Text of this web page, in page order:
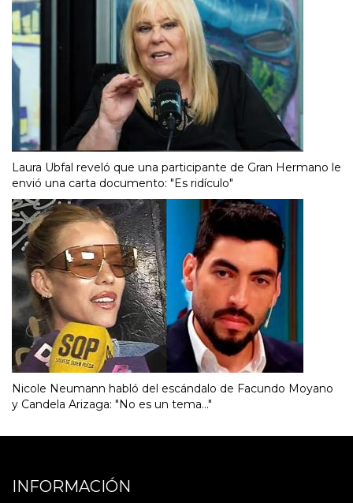
Laura Ubfal reveló que una participante de Gran Hermano le
envió una carta documento: "Es ridículo"
Nicole Neumann habló del escándalo de Facundo Moyano
y Candela Arizaga: "No es un tema..."
INFORMACIÓN